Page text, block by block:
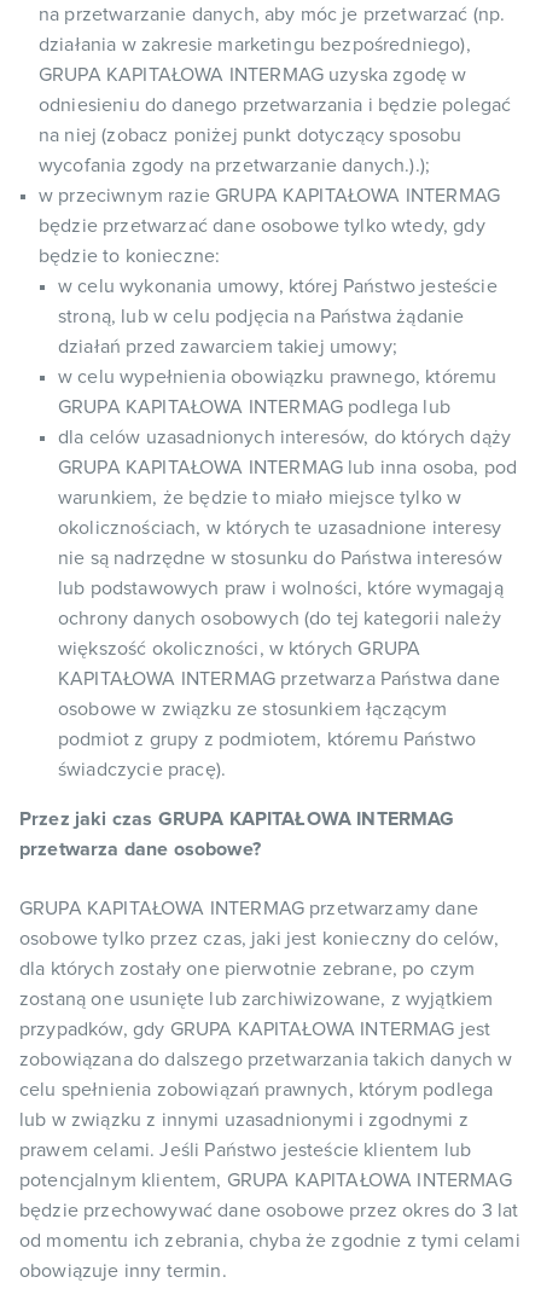
na przetwarzanie danych, aby móc je przetwarzać (np.
działania w zakresie marketingu bezpośredniego),
GRUPA KAPITAŁOWA INTERMAG uzyska zgodę w
odniesieniu do danego przetwarzania i będzie polegać
na niej (zobacz poniżej punkt dotyczący sposobu
wycofania zgody na przetwarzanie danych.).);
w przeciwnym razie GRUPA KAPITAŁOWA INTERMAG
będzie przetwarzać dane osobowe tylko wtedy, gdy
będzie to konieczne:
w celu wykonania umowy, której Państwo jesteście
stroną, lub w celu podjęcia na Państwa żądanie
działań przed zawarciem takiej umowy;
w celu wypełnienia obowiązku prawnego, któremu
GRUPA KAPITAŁOWA INTERMAG podlega lub
dla celów uzasadnionych interesów, do których dąży
GRUPA KAPITAŁOWA INTERMAG lub inna osoba, pod
warunkiem, że będzie to miało miejsce tylko w
okolicznościach, w których te uzasadnione interesy
nie są nadrzędne w stosunku do Państwa interesów
lub podstawowych praw i wolności, które wymagają
ochrony danych osobowych (do tej kategorii należy
większość okoliczności, w których GRUPA
KAPITAŁOWA INTERMAG przetwarza Państwa dane
osobowe w związku ze stosunkiem łączącym
podmiot z grupy z podmiotem, któremu Państwo
świadczycie pracę).
Przez jaki czas GRUPA KAPITAŁOWA INTERMAG
przetwarza dane osobowe?
GRUPA KAPITAŁOWA INTERMAG przetwarzamy dane
osobowe tylko przez czas, jaki jest konieczny do celów,
dla których zostały one pierwotnie zebrane, po czym
zostaną one usunięte lub zarchiwizowane, z wyjątkiem
przypadków, gdy GRUPA KAPITAŁOWA INTERMAG jest
zobowiązana do dalszego przetwarzania takich danych w
celu spełnienia zobowiązań prawnych, którym podlega
lub w związku z innymi uzasadnionymi i zgodnymi z
prawem celami. Jeśli Państwo jesteście klientem lub
potencjalnym klientem, GRUPA KAPITAŁOWA INTERMAG
będzie przechowywać dane osobowe przez okres do 3 lat
od momentu ich zebrania, chyba że zgodnie z tymi celami
obowiązuje inny termin.